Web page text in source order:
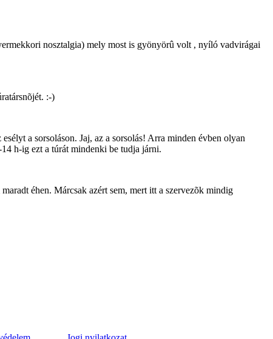
nosztalgia) mely most is gyönyörû volt , nyíló vadvirágai
:-)
a sorsoláson. Jaj, az a sorsolás! Arra minden évben olyan
h-ig ezt a túrát mindenki be tudja járni.
éhen. Márcsak azért sem, mert itt a szervezõk mindig